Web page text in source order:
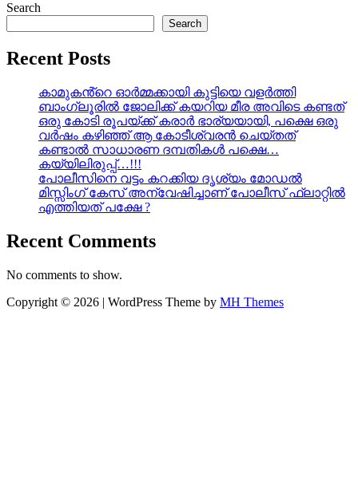
Search
Search
Recent Posts
കാമുകൻ്റെ ഓർമ്മക്കായി കുട്ടിയെ വളർത്തി
ബാംഗ്ലൂരിൽ ജോലിക്ക് കയറിയ മീര അവിടെ കണ്ടത്
ഒരു കോടി രൂപയ്ക്ക് കരാർ ഭാര്യയായി, പക്ഷെ ഒരു
വർഷം കഴിഞ്ഞ് ആ കോടീശ്വരൻ ചെയ്തത്
കണ്ടാൽ സാധാരണ ദമ്പതികൾ പക്ഷെ…
കയ്യിലിരുപ്പ്…!!!
പോലീസിനെ വട്ടം കറക്കിയ ദൃശ്യം മോഡല്‍
മിസ്സിംഗ് കേസ് അന്വേഷിച്ചാണ് പോലീസ് ഫ്ലാറ്റിൽ
എത്തിയത് പക്ഷേ ?
Recent Comments
No comments to show.
Copyright © 2026 | WordPress Theme by MH Themes